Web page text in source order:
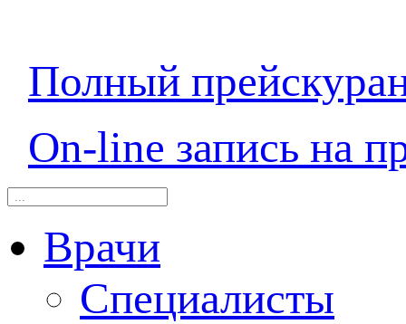
Полный
On-line запись на
Врачи
Специалисты